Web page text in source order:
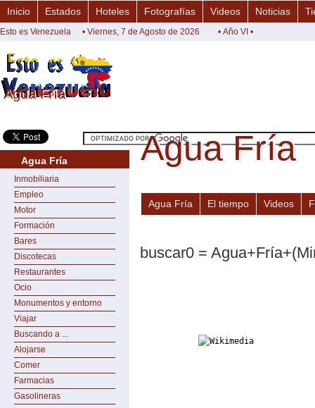
Agua Fría
Agua Fría
Inicio Estados Hoteles Fotografías Videos Noticias
Esto es Venezuela • Viernes, 7 de Agosto de 2026 • Año VI •
Agua Fría
Inmobiliaria
Empleo
Motor
Formación
Bares
Discotecas
Restaurantes
Ocio
Monumentos y entorno
Viajar
Buscando a ...
Alojarse
Comer
Farmacias
Gasolineras
Agua Fría
Agua Fría
Agua Fría El tiempo Videos
buscar0 =